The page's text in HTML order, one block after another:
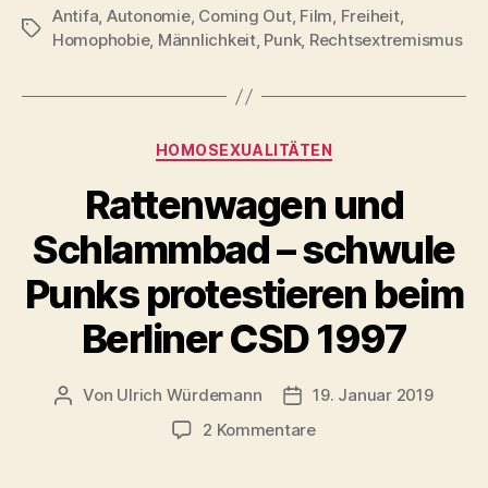
Schlagwörter
Antifa, Autonomie, Coming Out, Film, Freiheit,
Homophobie, Männlichkeit, Punk, Rechtsextremismus
Kategorien
HOMOSEXUALITÄTEN
Rattenwagen und
Schlammbad – schwule
Punks protestieren beim
Berliner CSD 1997
Beitragsautor
Von Ulrich Würdemann Beitragsdatum
19. Januar 2019
2 Kommentarezu